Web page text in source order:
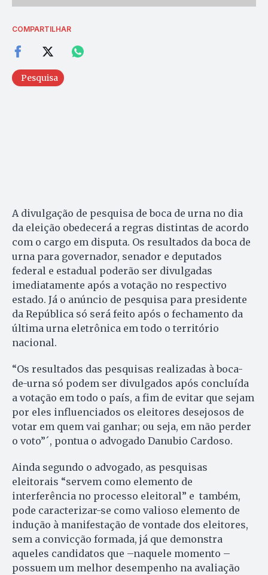
COMPARTILHAR
Pesquisa
A divulgação de pesquisa de boca de urna no dia
da eleição obedecerá a regras distintas de acordo
com o cargo em disputa. Os resultados da boca de
urna para governador, senador e deputados
federal e estadual poderão ser divulgadas
imediatamente após a votação no respectivo
estado. Já o anúncio de pesquisa para presidente
da República só será feito após o fechamento da
última urna eletrônica em todo o território
nacional.
“Os resultados das pesquisas realizadas à boca-
de-urna só podem ser divulgados após concluída
a votação em todo o país, a fim de evitar que sejam
por eles influenciados os eleitores desejosos de
votar em quem vai ganhar; ou seja, em não perder
o voto”´, pontua o advogado Danubio Cardoso.
Ainda segundo o advogado, as pesquisas
eleitorais “servem como elemento de
interferência no processo eleitoral” e também,
pode caracterizar-se como valioso elemento de
indução à manifestação de vontade dos eleitores,
sem a convicção formada, já que demonstra
aqueles candidatos que –naquele momento –
possuem um melhor desempenho na avaliação